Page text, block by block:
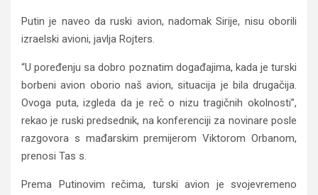
Putin je naveo da ruski avion, nadomak Sirije, nisu oborili
izraelski avioni, javlja Rojters.
“U poređenju sa dobro poznatim događajima, kada je turski
borbeni avion oborio naš avion, situacija je bila drugačija.
Ovoga puta, izgleda da je reč o nizu tragičnih okolnosti”,
rekao je ruski predsednik, na konferenciji za novinare posle
razgovora s mađarskim premijerom Viktorom Orbanom,
prenosi Tas s.
Prema Putinovim rečima, turski avion je svojevremeno